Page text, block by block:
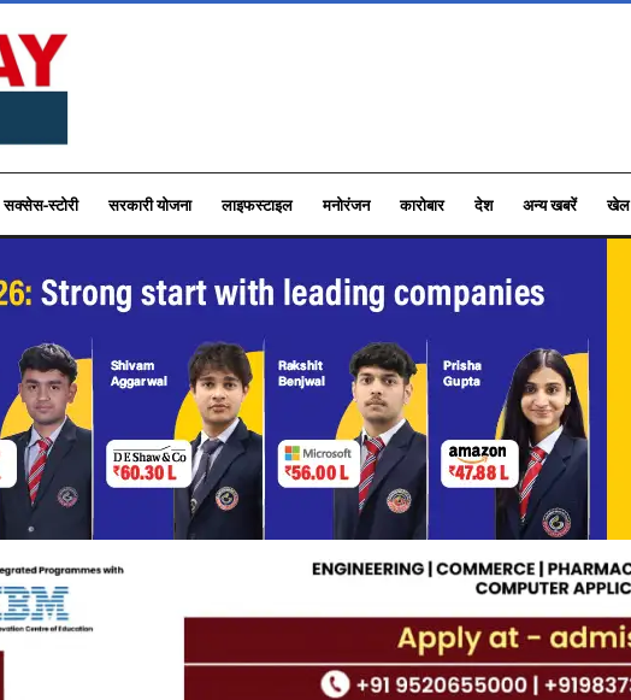
सक्सेस-स्टोरी सरकारी योजना लाइफस्टाइल मनोरंजन कारोबार देश अन्य खबरें खेल